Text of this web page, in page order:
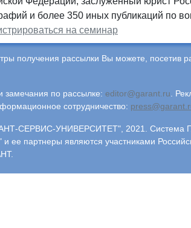
и более 350 иных публикаций по
на семинар
получения рассылки Вы можете, посетив
по рассылке: editor@garant.ru
сотрудничество:
СЕРВИС-УНИВЕРСИТЕТ", 2021. Система
и ее партнеры являются участниками